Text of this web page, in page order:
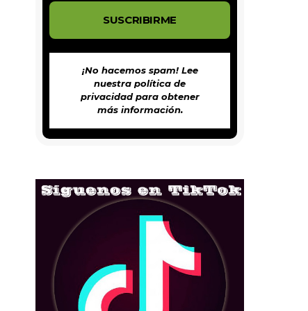
¡No hacemos spam! Lee
nuestra política de
privacidadpara obtener
más información.